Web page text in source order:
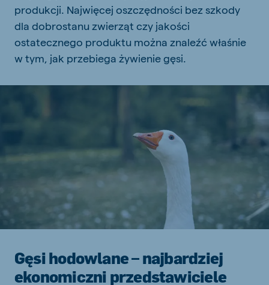
produkcji. Najwięcej oszczędności bez szkody
dla dobrostanu zwierząt czy jakości
ostatecznego produktu można znaleźć właśnie
w tym, jak przebiega żywienie gęsi.
Gęsi hodowlane – najbardziej
ekonomiczni przedstawiciele